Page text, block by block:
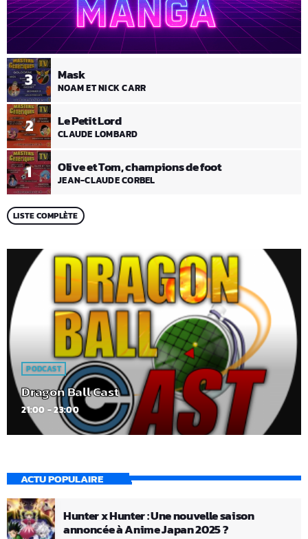
1 Olive et Tom, champions de foot
JEAN-CLAUDE CORBEL
2 Le Petit Lord
CLAUDE LOMBARD
3 Mask
NOAM ET NICK CARR
LISTE COMPLÈTE
PODCAST
Dragon Ball Cast
21:00 - 23:00
ACTU POPULAIRE
Hunter x Hunter : Une nouvelle saison
annoncée à Anime Japan 2025 ?